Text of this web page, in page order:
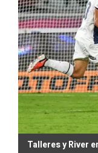
Talleres y River